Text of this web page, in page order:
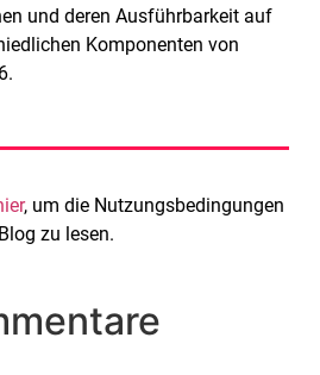
und deren Ausführbarkeit auf
Komponenten von
, um die Nutzungsbedingungen
zu lesen.